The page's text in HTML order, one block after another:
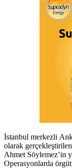
İstanbul merkezli
olarak gerçekleştirilen
Ahmet Söylemez’in
Operasyonlarda